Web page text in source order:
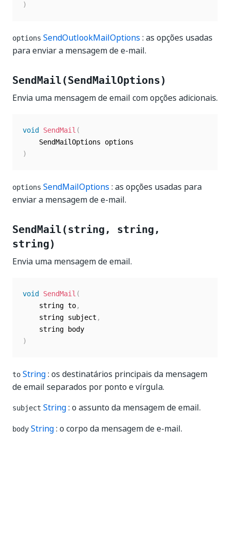
)
options SendOutlookMailOptions : as opções usadas
para enviar a mensagem de e-mail.
SendMail(SendMailOptions)
Envia uma mensagem de email com opções adicionais.
void SendMail (
)
options SendMailOptions : as opções usadas para
enviar a mensagem de e-mail.
SendMail(string, string,
string)
Envia uma mensagem de email.
void SendMail (
	string to
,
	string subject
,
)
to String: os destinatários principais da mensagem
de email separados por ponto e vírgula.
subject String: o assunto da mensagem de email.
body String: o corpo da mensagem de e-mail.